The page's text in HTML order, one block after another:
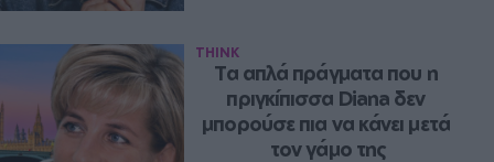
THINK
Τα απλά πράγματα που η
πριγκίπισσα Diana δεν
μπορούσε πια να κάνει μετά
τον γάμο της